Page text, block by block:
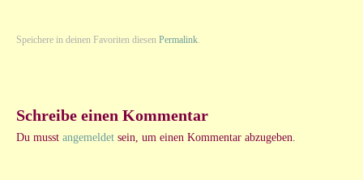
Speichere in deinen Favoriten diesenPermalink
Schreibe einen Kommentar
Du musstangemeldet sein, um einen Kommentar abzugeben.